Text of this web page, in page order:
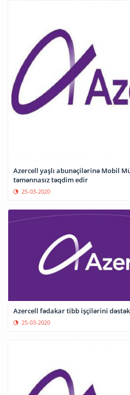
Azercell yaşlı abunəçilərinə Mobil
təmənnasız təqdim edir
25-03-2020
Azercell fədakar tibb işçilərini
25-03-2020